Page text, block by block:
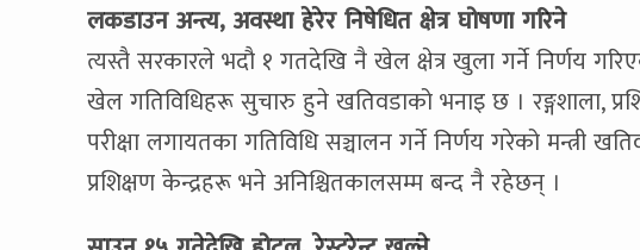
लकडाउन अन्त्य, अवस्था हेरेर निषेधित क्षेत्र घोषणा गरिने
त्यस्तै सरकारले भदौ १ गतदेखि नै खेल क्षेत्र खुला गर्ने निर्णय
खेल गतिविधिहरू सुचारु हुने खतिवडाको भनाइ छ । रङ्गशाला,
परीक्षा लगायतका गतिविधि सञ्चालन गर्ने निर्णय गरेको
प्रशिक्षण केन्द्रहरू भने अनिश्चितकालसम्म बन्द नै रहेछन् ।